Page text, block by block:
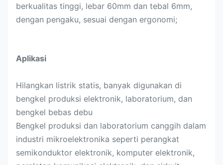
berkualitas tinggi, lebar 60mm dan tebal 6mm,
dengan pengaku, sesuai dengan ergonomi;
Aplikasi
Hilangkan listrik statis, banyak digunakan di
bengkel produksi elektronik, laboratorium, dan
bengkel bebas debu
Bengkel produksi dan laboratorium canggih dalam
industri mikroelektronika seperti perangkat
semikonduktor elektronik, komputer elektronik,